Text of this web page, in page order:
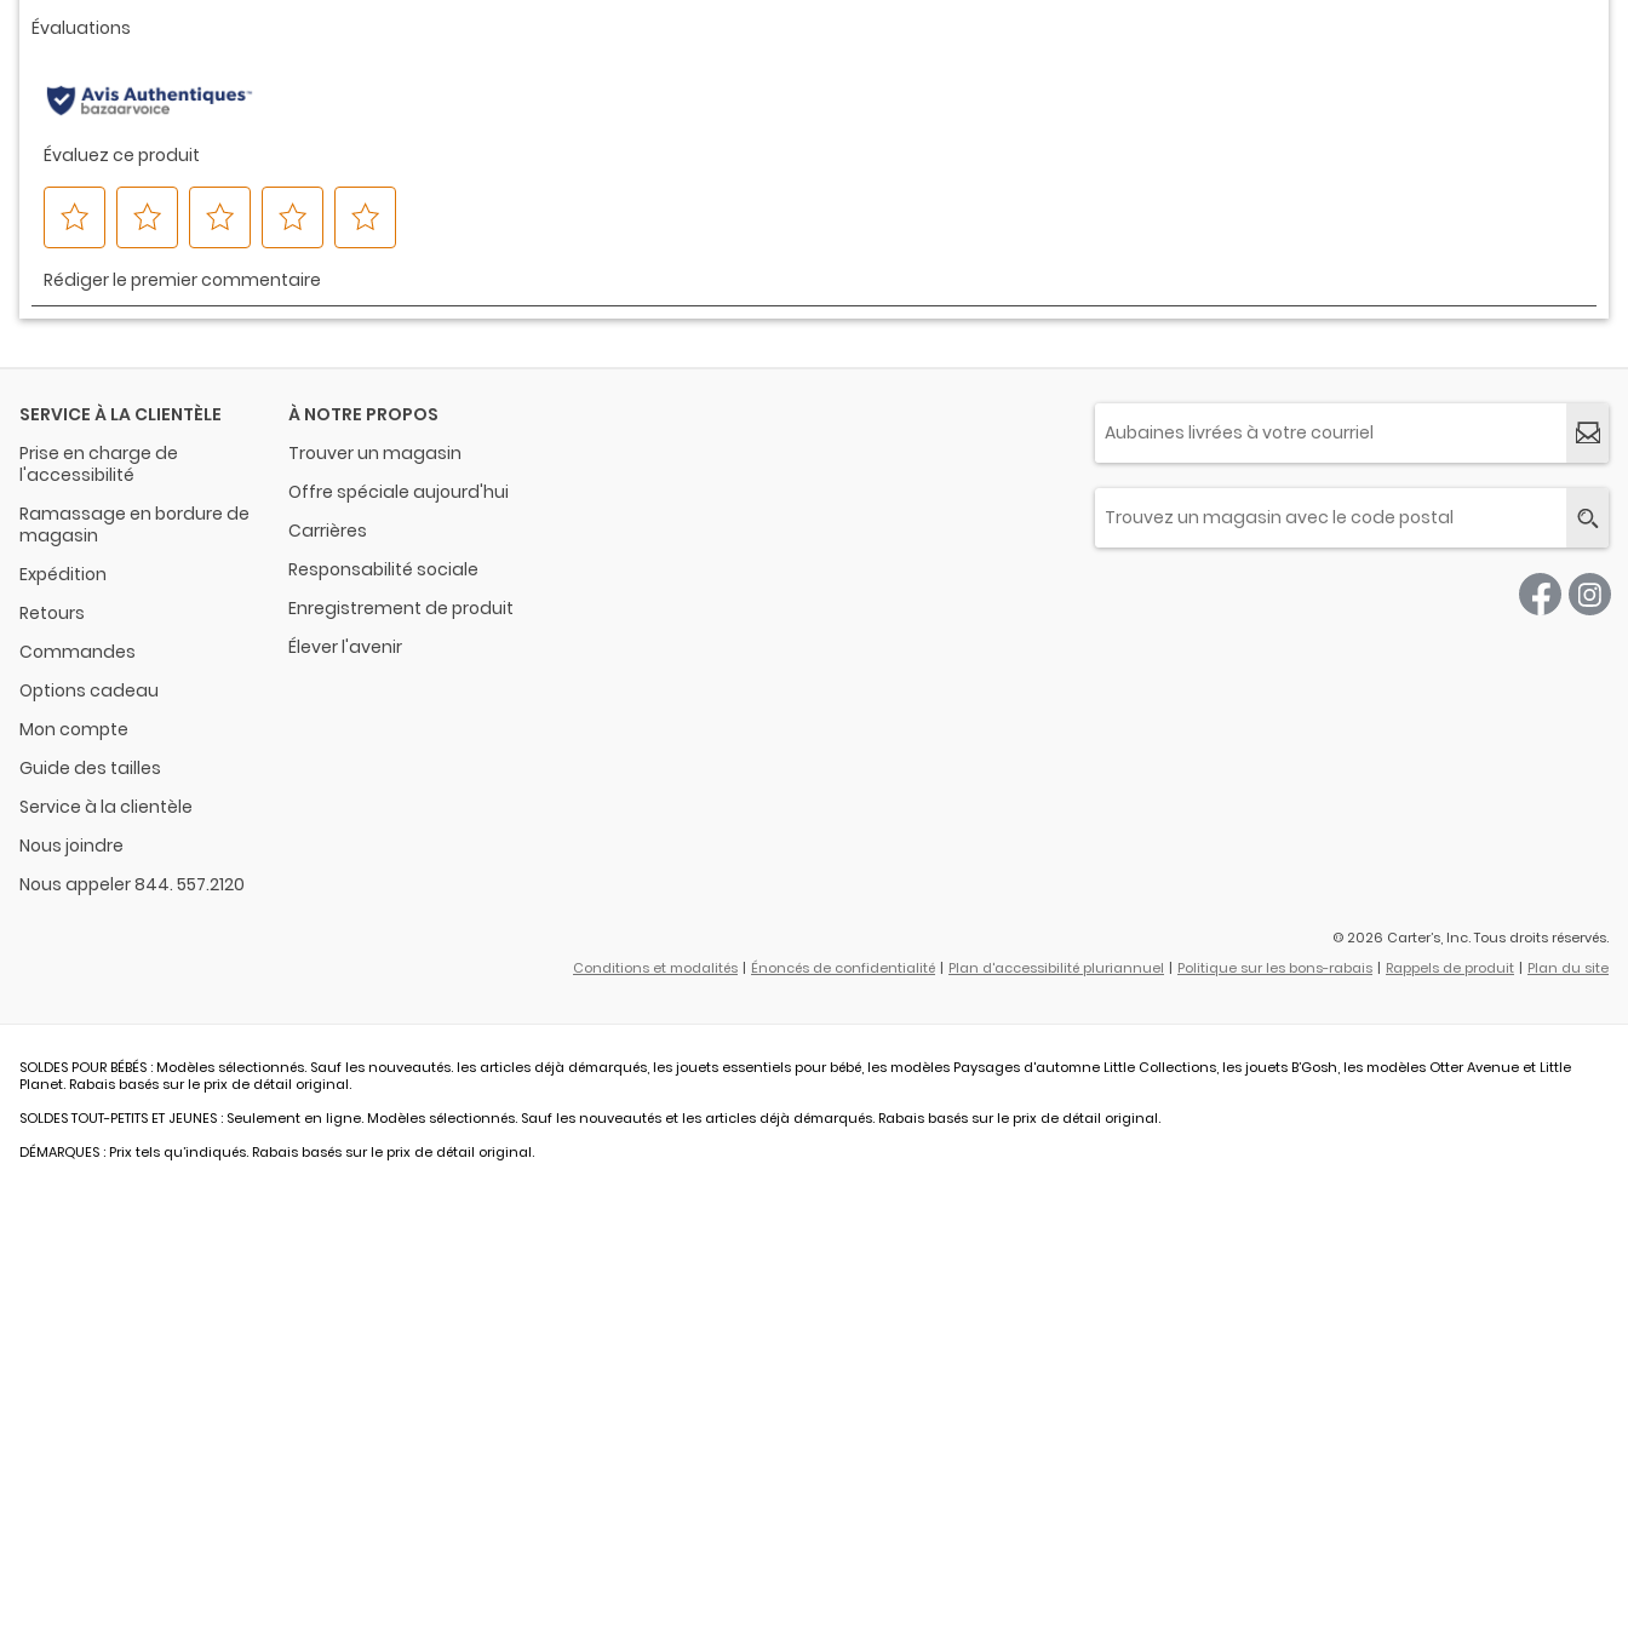
la
SERVICE À LA CLIENTÈLE
Prise en charge de
l'accessibilité
Ramassage en bordure de
magasin
Expédition
Retours
Commandes
Options cadeau
Mon compte
Guide des tailles
Service à la clientèle
Nous joindre
Nous appeler 844. 557.2120
À NOTRE PROPOS
Trouver un magasin
Offre spéciale aujourd'hui
Carrières
Responsabilité sociale
Enregistrement de produit
Élever l'avenir
© 2026 Carter’s, Inc. Tous droits réservés.
Conditions et modalités
Énoncés de confidentialité Plan d'accessibilité pluriannuel Politique sur les bons-rabais Rappels de produit Plan du site
SOLDES POUR BÉBÉS : Modèles sélectionnés. Sauf les nouveautés. les articles déjà démarqués, les jouets essentiels pour bébé, les modèles Paysages d'automne Little Collections, les jouets B’Gosh, les modèles Otter Avenue et Little
Planet. Rabais basés sur le prix de détail original.
SOLDES TOUT-PETITS ET JEUNES : Seulement en ligne. Modèles sélectionnés. Sauf les nouveautés et les articles déjà démarqués. Rabais basés sur le prix de détail original.
DÉMARQUES : Prix tels qu’indiqués. Rabais basés sur le prix de détail original.